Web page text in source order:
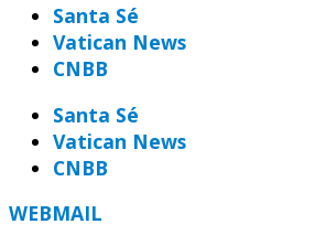
Santa Sé
Vatican News
CNBB
Santa Sé
Vatican News
CNBB
WEBMAIL